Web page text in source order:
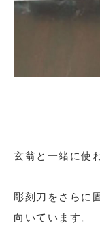
玄翁と一緒に使
彫刻刀をさらに
向いています。